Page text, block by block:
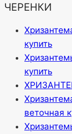
ЧЕРЕНКИ
купить
купить
веточная